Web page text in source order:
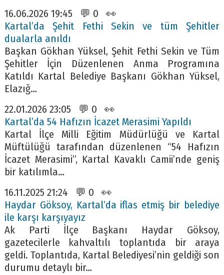
16.06.2026 19:45 💬 0 👀
Kartal’da Şehit Fethi Sekin ve tüm Şehitler
dualarla anıldı
Başkan Gökhan Yüksel, Şehit Fethi Sekin ve Tüm
Şehitler İçin Düzenlenen Anma Programına
Katıldı Kartal Belediye Başkanı Gökhan Yüksel,
Elazığ…
22.01.2026 23:05 💬 0 👀
Kartal’da 54 Hafızın İcazet Merasimi Yapıldı
Kartal İlçe Milli Eğitim Müdürlüğü ve Kartal
Müftülüğü tarafından düzenlenen “54 Hafızın
İcazet Merasimi”, Kartal Kavaklı Camii’nde geniş
bir katılımla…
16.11.2025 21:24 💬 0 👀
Haydar Göksoy, Kartal’da iflas etmiş bir belediye
ile karşı karşıyayız
Ak Parti İlçe Başkanı Haydar Göksoy,
gazetecilerle kahvaltılı toplantıda bir araya
geldi. Toplantıda, Kartal Belediyesi’nin geldiği son
durumu detaylı bir…